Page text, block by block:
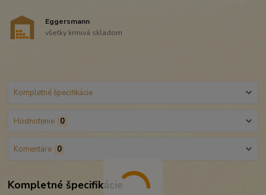
Eggersmann
všetky krmivá skladom
Kompletné špecifikácie
Hodnotenie 0
Komentáre 0
Kompletné špecifikácie